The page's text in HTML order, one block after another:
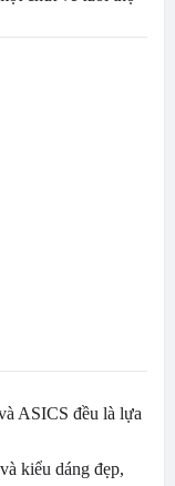
ASICS đều là lựa
kiểu dáng đẹp,